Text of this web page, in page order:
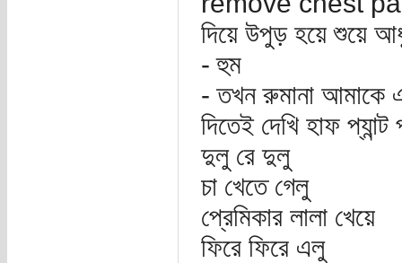
দিয়ে উপুড় হয়ে শুয়ে
- হুম
- তখন রুমানা আমাকে
দিতেই দেখি হাফ
দুলু রে দুলু
চা খেতে গেলু
প্রেমিকার লালা খেয়ে
ফিরে ফিরে এলু